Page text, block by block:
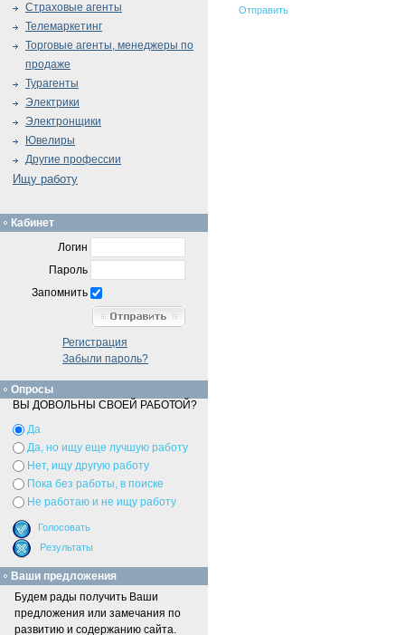
Страховые агенты
Телемаркетинг
Торговые агенты, менеджеры по
продаже
Турагенты
Электрики
Электронщики
Ювелиры
Другие профессии
Ищу работу
Кабинет
Логин
Пароль
Запомнить
Регистрация
Забыли пароль?
Опросы
ВЫ ДОВОЛЬНЫ СВОЕЙ РАБОТОЙ?
Да
Да, но ищу еще лучшую работу
Нет, ищу другую работу
Пока без работы, в поиске
Не работаю и не ищу работу
Ваши предложения
Будем рады получить Ваши
предложения или замечания по
развитию и содержанию сайта.